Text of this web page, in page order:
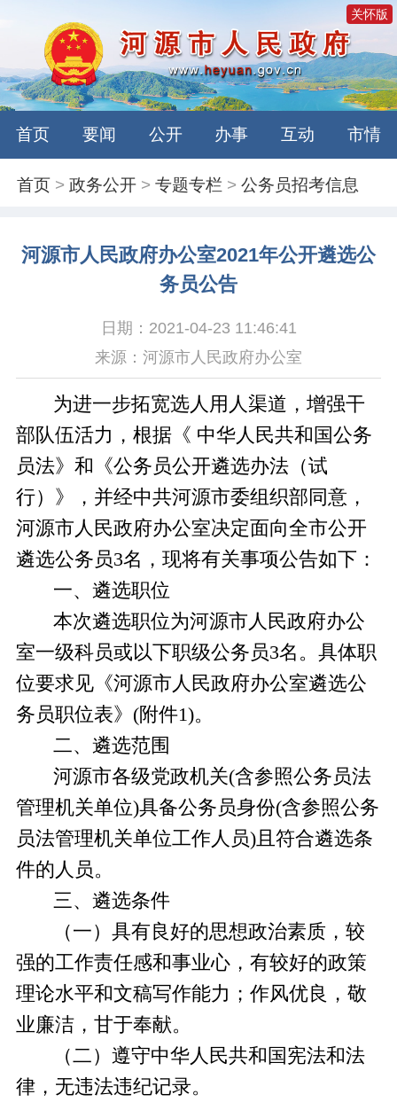
关怀版
首页 要闻 公开 办事 互动 市情
首页 >政务公开 >专题专栏 >公务员招考信息
河源市人民政府办公室2021年公开遴选公
务员公告
日期：2021-04-23 11:46:41
来源：河源市人民政府办公室
为进一步拓宽选人用人渠道，增强干
部队伍活力，根据《 中华人民共和国公务
员法》和《公务员公开遴选办法（试
行）》
， 并经中共河源市委组织部同意，
河源市人民政府办公室决定面向全市公开
遴选公务员3名，现将有关事项公告如下：
一、遴选职位
本次遴选职位为河源市人民政府办公
室一级科员或以下职级公务员3名。具体职
位要求见《河源市人民政府办公室遴选公
务员职位表》 (附件1)。
二、遴选范围
河源市各级党政机关(含参照公务员法
管理机关单位)具备公务员身份(含参照公务
员法管理机关单位工作人员)且符合遴选条
件的人员。
三、遴选条件
（一）具有良好的思想政治素质，较
强的工作责任感和事业心，有较好的政策
理论水平和文稿写作能力；作风优良，敬
业廉洁，甘于奉献。
（二）遵守中华人民共和国宪法和法
律，无违法违纪记录。